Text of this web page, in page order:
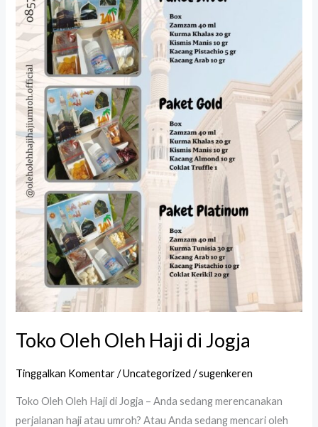
Toko Oleh Oleh Haji di Jogja
Tinggalkan Komentar /Uncategorized /sugenkeren
Toko Oleh Oleh Haji di Jogja – Anda sedang merencanakan
perjalanan haji atau umroh? Atau Anda sedang mencari oleh